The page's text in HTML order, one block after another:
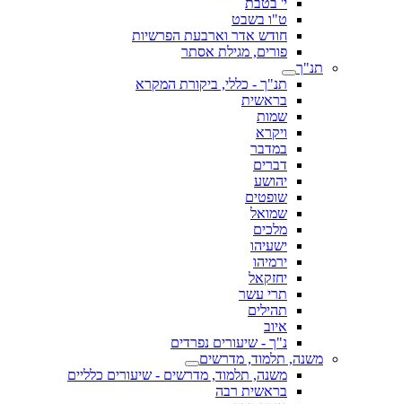
י' בטבת
ט"ו בשבט
חודש אדר וארבעת הפרשיות
פורים, מגילת אסתר
תנ"ך
תנ"ך - כללי, ביקורת המקרא
בראשית
שמות
ויקרא
במדבר
דברים
יהושע
שופטים
שמואל
מלכים
ישעיהו
ירמיהו
יחזקאל
תרי עשר
תהילים
איוב
נ"ך - שיעורים נפרדים
משנה, תלמוד, מדרשים
משנה, תלמוד, מדרשים - שיעורים כלליים
בראשית רבה